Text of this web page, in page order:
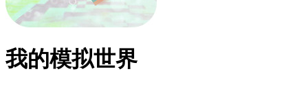
我的模拟世界